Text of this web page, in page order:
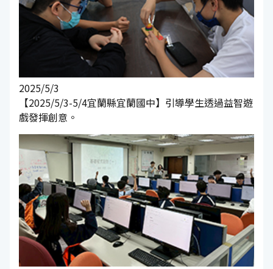
2025/5/3
【2025/5/3-5/4宜蘭縣宜蘭國中】引導學生透過益智遊
戲發揮創意。